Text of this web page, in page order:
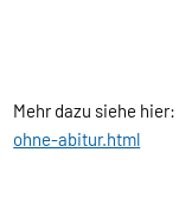
Mehr dazu siehe hier:
ohne-abitur.html